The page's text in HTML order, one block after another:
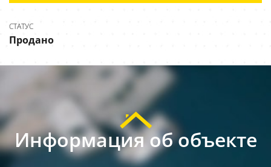
СТАТУС
Продано
Информация об объекте